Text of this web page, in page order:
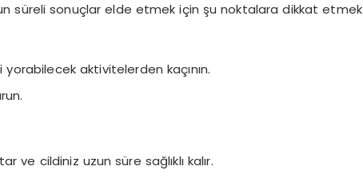
süreli sonuçlar elde etmek için şu noktalara dikkat etmek
aktivitelerden kaçının.
cildiniz uzun süre sağlıklı kalır.